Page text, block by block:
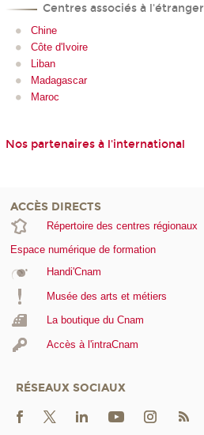
Centres associés à l'étranger
Chine
Côte d'Ivoire
Liban
Madagascar
Maroc
Nos partenaires à l'international
ACCÈS DIRECTS
Répertoire des centres régionaux
Espace numérique de formation
Handi'Cnam
Musée des arts et métiers
La boutique du Cnam
Accès à l'intraCnam
RÉSEAUX SOCIAUX